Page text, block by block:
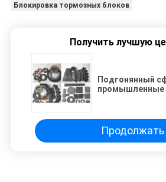
Блокировка тормозных блоков
Получить лучшую
Подгонянный
промышленные
тормоза
Продолжать